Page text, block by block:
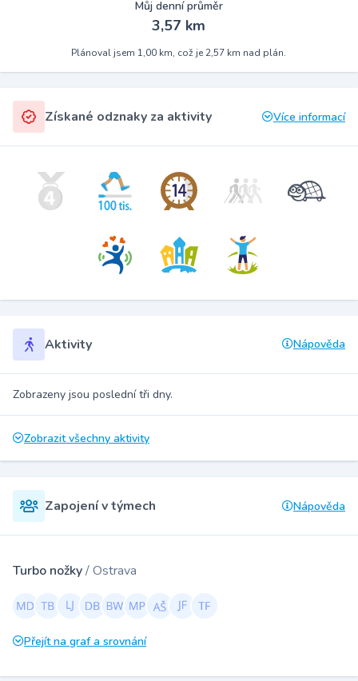
Můj denní průměr
3,57 km
Plánoval jsem 1,00 km, což je 2,57 km nad plán.
Získané odznaky za aktivity Více informací
Aktivity Nápověda
Zobrazeny jsou poslední tři dny.
Zobrazit všechny aktivity
Zapojení v týmech Nápověda
Turbo nožky/ Ostrava
Přejít na graf a srovnání